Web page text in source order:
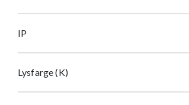
IP
Lysfarge (K)